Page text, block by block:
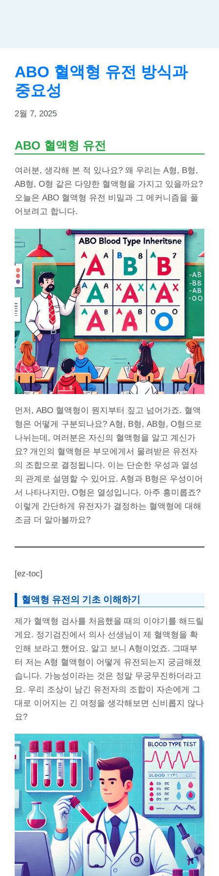
ABO 혈액형 유전 방식과
중요성
2월 7, 2025
ABO 혈액형 유전
여러분, 생각해 본 적 있나요? 왜 우리는 A형, B형,
AB형, O형 같은 다양한 혈액형을 가지고 있을까요?
오늘은 ABO 혈액형 유전 비밀과 그 메커니즘을 풀
어보려고 합니다.
먼저, ABO 혈액형이 뭔지부터 짚고 넘어가죠. 혈액
형은 어떻게 구분되나요? A형, B형, AB형, O형으로
나뉘는데, 여러분은 자신의 혈액형을 알고 계신가
요? 개인의 혈액형은 부모에게서 물려받은 유전자
의 조합으로 결정됩니다. 이는 단순한 우성과 열성
의 관계로 설명할 수 있어요. A형과 B형은 우성이어
서 나타나지만, O형은 열성입니다. 아주 흥미롭죠?
이렇게 간단하게 유전자가 결정하는 혈액형에 대해
조금 더 알아볼까요?
[ez-toc]
혈액형 유전의 기초 이해하기
제가 혈액형 검사를 처음했을 때의 이야기를 해드릴
게요. 정기검진에서 의사 선생님이 제 혈액형을 확
인해 보라고 했어요. 알고 보니 A형이었죠. 그때부
터 저는 A형 혈액형이 어떻게 유전되는지 궁금해졌
습니다. 가능성이라는 것은 정말 무궁무진하더라고
요. 우리 조상이 남긴 유전자의 조합이 자손에게 그
대로 이어지는 긴 여정을 생각해보면 신비롭지 않나
요?